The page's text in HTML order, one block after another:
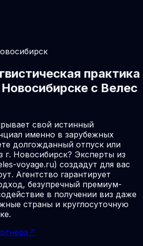
практика
с Велес
свой истинный
именно в зарубежных
долгожданный отпуск или
г. Новосибирск? Эксперты из
voyage.ru) создадут для вас
Агентство гарантирует
безупречный премиум-
в получении виз даже
страны и круглосуточную
↗